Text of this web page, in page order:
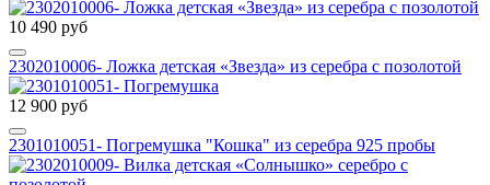
10 490 руб
2302010006- Ложка детская «Звезда» из серебра с позолотой
12 900 руб
2301010051- Погремушка "Кошка" из серебра 925 пробы